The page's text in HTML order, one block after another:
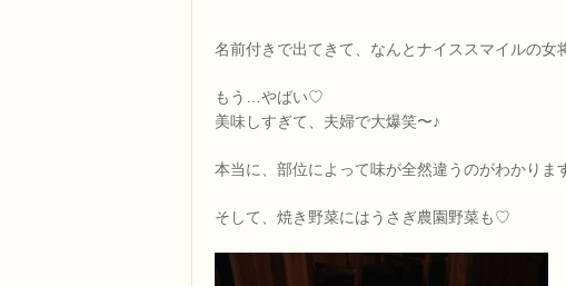
名前付きで出てきて、なんとナイススマイルの
もう…やばい♡
美味しすぎて、夫婦で大爆笑〜♪
本当に、部位によって味が全然違うのがわかりま
そして、焼き野菜にはうさぎ農園野菜も♡